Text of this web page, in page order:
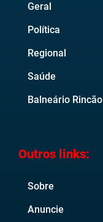
Geral
Política
Regional
Saúde
Balneário Rincão
Outros links:
Sobre
Anuncie